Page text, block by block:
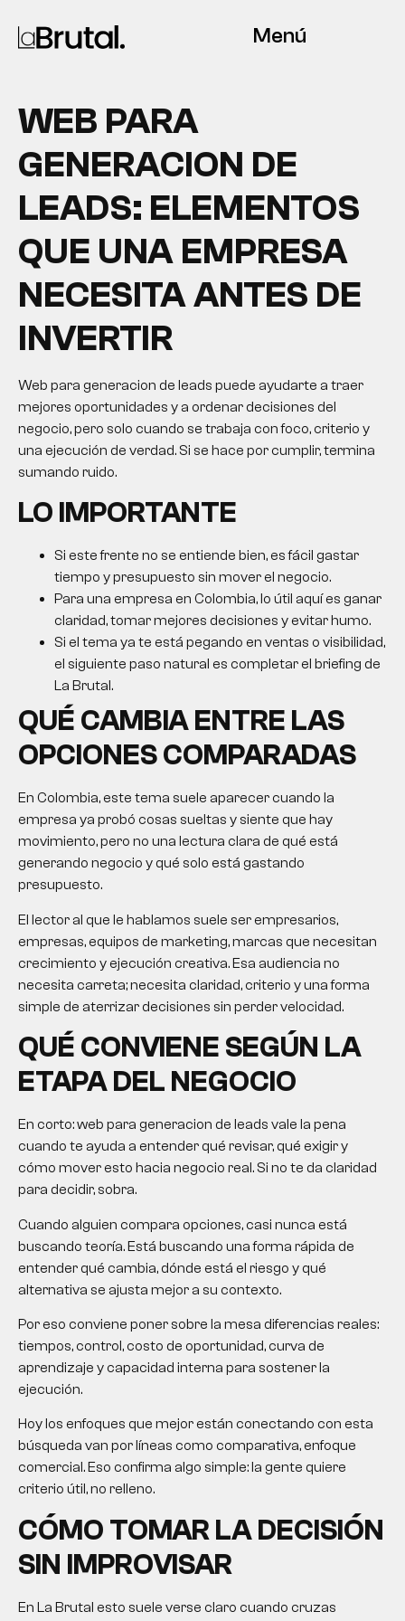
Menú
WEB PARA
GENERACION DE
LEADS: ELEMENTOS
QUE UNA EMPRESA
NECESITA ANTES DE
INVERTIR
Web para generacion de leads puede ayudarte a traer
mejores oportunidades y a ordenar decisiones del
negocio, pero solo cuando se trabaja con foco, criterio y
una ejecución de verdad. Si se hace por cumplir, termina
sumando ruido.
LO IMPORTANTE
Si este frente no se entiende bien, es fácil gastar
tiempo y presupuesto sin mover el negocio.
Para una empresa en Colombia, lo útil aquí es ganar
claridad, tomar mejores decisiones y evitar humo.
Si el tema ya te está pegando en ventas o visibilidad,
el siguiente paso natural es completar el briefing de
La Brutal.
QUÉ CAMBIA ENTRE LAS
OPCIONES COMPARADAS
En Colombia, este tema suele aparecer cuando la
empresa ya probó cosas sueltas y siente que hay
movimiento, pero no una lectura clara de qué está
generando negocio y qué solo está gastando
presupuesto.
El lector al que le hablamos suele ser empresarios,
empresas, equipos de marketing, marcas que necesitan
crecimiento y ejecución creativa. Esa audiencia no
necesita carreta; necesita claridad, criterio y una forma
simple de aterrizar decisiones sin perder velocidad.
QUÉ CONVIENE SEGÚN LA
ETAPA DEL NEGOCIO
En corto: web para generacion de leads vale la pena
cuando te ayuda a entender qué revisar, qué exigir y
cómo mover esto hacia negocio real. Si no te da claridad
para decidir, sobra.
Cuando alguien compara opciones, casi nunca está
buscando teoría. Está buscando una forma rápida de
entender qué cambia, dónde está el riesgo y qué
alternativa se ajusta mejor a su contexto.
Por eso conviene poner sobre la mesa diferencias reales:
tiempos, control, costo de oportunidad, curva de
aprendizaje y capacidad interna para sostener la
ejecución.
Hoy los enfoques que mejor están conectando con esta
búsqueda van por líneas como comparativa, enfoque
comercial. Eso confirma algo simple: la gente quiere
criterio útil, no relleno.
CÓMO TOMAR LA DECISIÓN
SIN IMPROVISAR
En La Brutal esto suele verse claro cuando cruzas